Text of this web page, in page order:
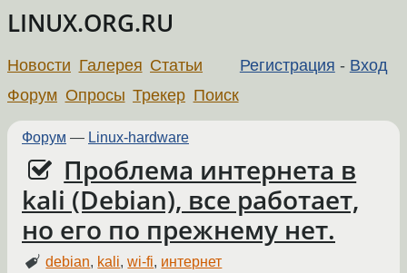
LINUX.ORG.RU
Регистрация - Вход
Новости Галерея Статьи
Форум Опросы Трекер Поиск
Форум — Linux-hardware
Проблема интернета в
kali (Debian), все работает,
но его по прежнему нет.
debian, kali,wi-fi, интернет